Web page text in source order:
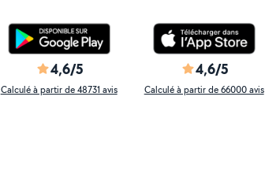
4,6/5
Calculé à partir de 48731 avis
4,6/5
Calculé à partir de 66000 avis